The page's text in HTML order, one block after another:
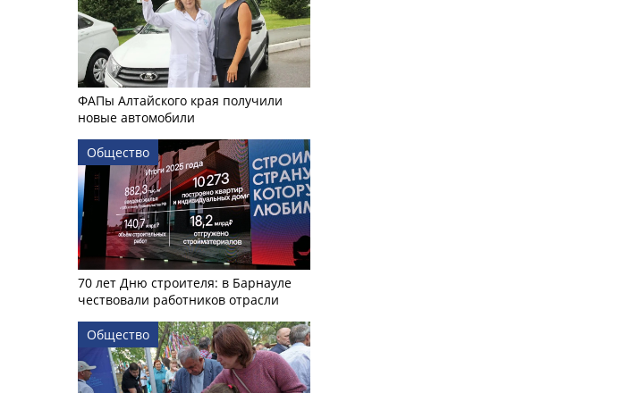
ФАПы Алтайского края получили
новые автомобили
Общество
70 лет Дню строителя: в Барнауле
чествовали работников отрасли
Общество